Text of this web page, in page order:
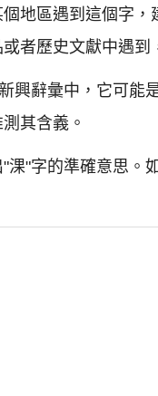
地區遇到這個字
者歷史文獻中遇
興辭彙中，它可能
其含義。
淉"字的準確意思